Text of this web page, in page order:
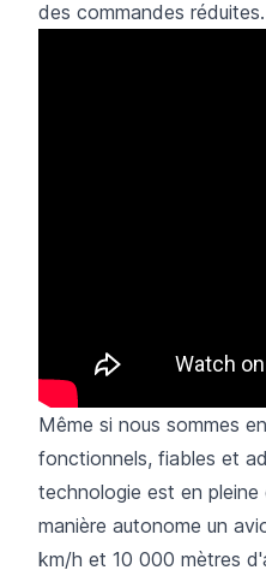
des commandes réduites.
Même si nous sommes
fonctionnels, fiables et
technologie est en pleine
manière autonome un
km/h et 10 000 mètres